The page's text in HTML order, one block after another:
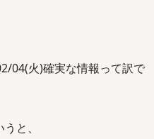
04(火)確実な情報って訳で
と、